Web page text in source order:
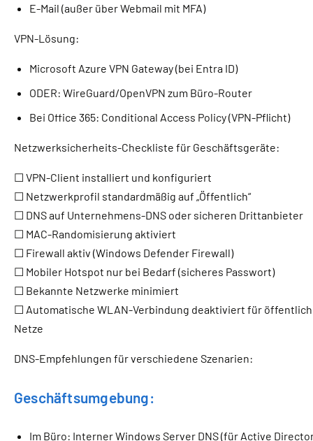
E-Mail (außer über Webmail mit MFA)
VPN-Lösung:
Microsoft Azure VPN Gateway (bei Entra ID)
ODER: WireGuard/OpenVPN zum Büro-Router
Bei Office 365: Conditional Access Policy (VPN-Pflicht)
Netzwerksicherheits-Checkliste für Geschäftsgeräte:
☐ VPN-Client installiert und konfiguriert
☐ Netzwerkprofil standardmäßig auf „Öffentlich“
☐ DNS auf Unternehmens-DNS oder sicheren Drittanbieter
☐ MAC-Randomisierung aktiviert
☐ Firewall aktiv (Windows Defender Firewall)
☐ Mobiler Hotspot nur bei Bedarf (sicheres Passwort)
☐ Bekannte Netzwerke minimiert
☐ Automatische WLAN-Verbindung deaktiviert für
Netze
DNS-Empfehlungen für verschiedene Szenarien:
Geschäftsumgebung:
Im Büro: Interner Windows Server DNS (für Active